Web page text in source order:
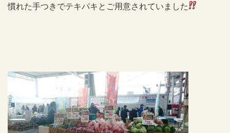
慣れた手つきでテキパキとご用意されていました